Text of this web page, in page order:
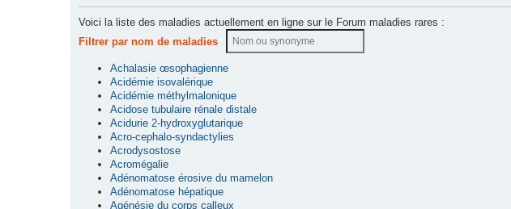
Voici la liste des maladies actuellement en ligne sur le Forum maladies rares :
Filtrer par nom de maladies
Achalasie œsophagienne
Acidémie isovalérique
Acidémie méthylmalonique
Acidose tubulaire rénale distale
Acidurie 2-hydroxyglutarique
Acro-cephalo-syndactylies
Acrodysostose
Acromégalie
Adénomatose érosive du mamelon
Adénomatose hépatique
Agénésie du corps calleux